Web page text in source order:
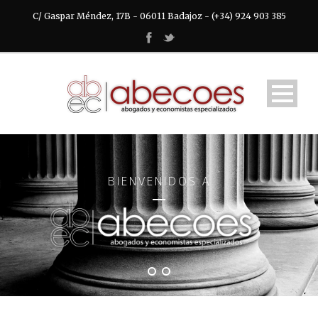
C/ Gaspar Méndez, 17B - 06011 Badajoz - (+34) 924 903 385
BIENVENIDOS A